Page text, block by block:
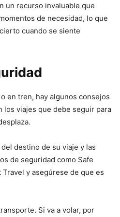
un recurso invaluable que
de necesidad, lo que
cuando se siente
en tren, hay algunos consejos
los viajes que debe seguir para
destino de su viaje y las
de seguridad como Safe
y asegúrese de que es
Si va a volar, por